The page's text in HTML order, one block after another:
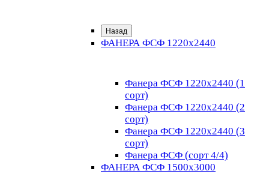
Назад
ФАНЕРА ФСФ 1220х2440
Фанера ФСФ 1220х2440 (1
сорт)
Фанера ФСФ 1220х2440 (2
сорт)
Фанера ФСФ 1220х2440 (3
сорт)
Фанера ФСФ (сорт 4/4)
ФАНЕРА ФСФ 1500х3000